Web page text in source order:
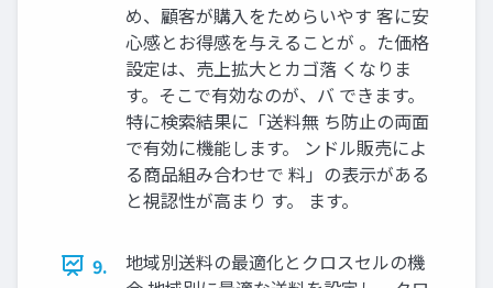
め、顧客が購入をためらいやす 客に安
心感とお得感を与えることが 。た価格
設定は、売上拡大とカゴ落 くなりま
す。そこで有効なのが、バ できます。
特に検索結果に「送料無 ち防止の両面
で有効に機能します。 ンドル販売によ
る商品組み合わせで 料」の表示がある
と視認性が高まり す。 ます。
9.
地域別送料の最適化とクロスセルの機